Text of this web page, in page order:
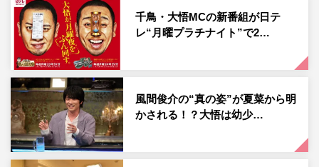
『THE パニックGP』左から）斉藤慎二、太田博久©日本テレビ
大悟の口から赤チームに出されたお題は「そんな週刊誌の
千鳥・大悟MCの新番組が日テ
レ“月曜プラチナイト”で2…
風間俊介の“真の姿”が夏菜から明
かされる！？大悟は幼少…